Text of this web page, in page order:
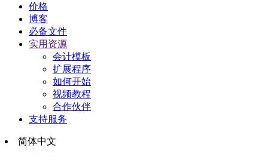
价格
博客
必备文件
实用资源
会计模板
扩展程序
如何开始
视频教程
合作伙伴
支持服务
简体中文